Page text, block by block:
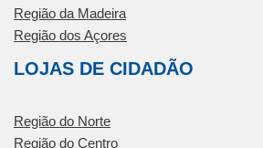
Região da Madeira
Região dos Açores
LOJAS DE CIDADÃO
Região do Norte
Região do Centro